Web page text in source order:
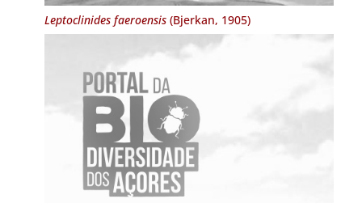
Leptoclinides faeroensis(Bjerkan, 1905)